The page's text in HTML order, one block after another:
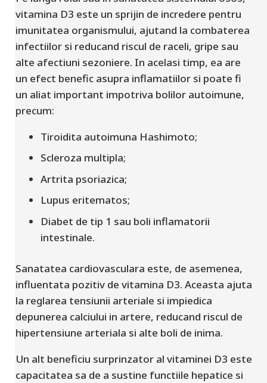
vitamina D3 este un sprijin de incredere pentru
imunitatea organismului, ajutand la combaterea
infectiilor si reducand riscul de raceli, gripe sau
alte afectiuni sezoniere. In acelasi timp, ea are
un efect benefic asupra inflamatiilor si poate fi
un aliat important impotriva bolilor autoimune,
precum:
Tiroidita autoimuna Hashimoto;
Scleroza multipla;
Artrita psoriazica;
Lupus eritematos;
Diabet de tip 1 sau boli inflamatorii
intestinale.
Sanatatea cardiovasculara este, de asemenea,
influentata pozitiv de vitamina D3. Aceasta ajuta
la reglarea tensiunii arteriale si impiedica
depunerea calciului in artere, reducand riscul de
hipertensiune arteriala si alte boli de inima.
Un alt beneficiu surprinzator al vitaminei D3 este
capacitatea sa de a sustine functiile hepatice si